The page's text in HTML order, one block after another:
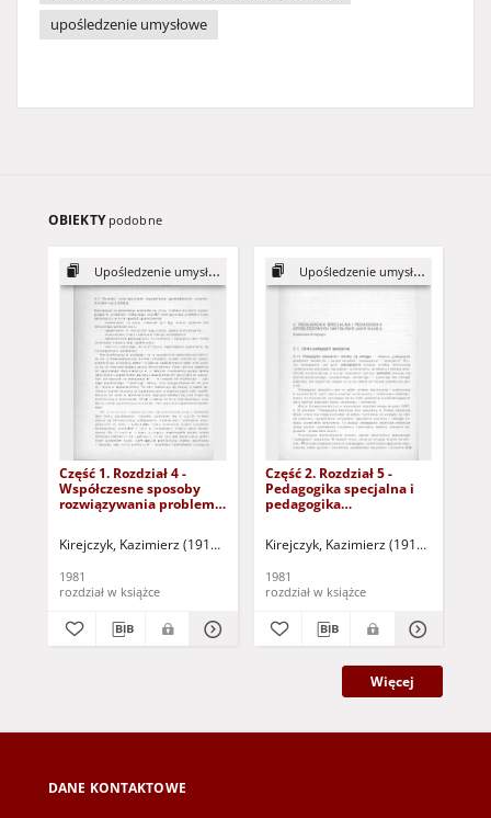
upośledzenie umysłowe
OBIEKTY podobne
Upośledzenie umysłowe
Część 1. Rozdział 4 -
Współczesne sposoby
rozwiązywania problemu
dostępny po zalogowaniu
dysfunkcją wzroku)
Kirejczyk, Kazimierz (1910-1986) Kostrzewski, Janusz (1930-2012)
1981
rozdział w książce
Upośledzenie umysłowe
Część 2. Rozdział 5 -
Pedagogika specjalna i
pedagogika
(dokument dostępny po
osób z dysfunkcją
wzroku)
Kirejczyk, Kazimierz (1910-1986)
1981
rozdział w książce
Więcej
DANE KONTAKTOWE